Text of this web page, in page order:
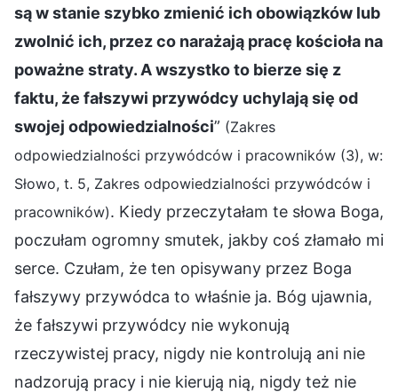
są w stanie szybko zmienić ich obowiązków lub
zwolnić ich, przez co narażają pracę kościoła na
poważne straty. A wszystko to bierze się z
faktu, że fałszywi przywódcy uchylają się od
swojej odpowiedzialności” (Zakres
odpowiedzialności przywódców i pracowników (3), w:
Słowo, t. 5, Zakres odpowiedzialności przywódców i
pracowników). Kiedy przeczytałam te słowa Boga,
poczułam ogromny smutek, jakby coś złamało mi
serce. Czułam, że ten opisywany przez Boga
fałszywy przywódca to właśnie ja. Bóg ujawnia,
że fałszywi przywódcy nie wykonują
rzeczywistej pracy, nigdy nie kontrolują ani nie
nadzorują pracy i nie kierują nią, nigdy też nie